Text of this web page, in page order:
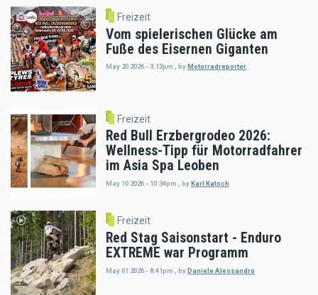
Freizeit
Vom spielerischen Glücke am
Fuße des Eisernen Giganten
May 20 2026 - 3:13pm byMotorradreporter
Freizeit
Red Bull Erzbergrodeo 2026:
Wellness-Tipp für Motorradfahrer
im Asia Spa Leoben
May 10 2026 - 10:34pm byKarl Katoch
Freizeit
Red Stag Saisonstart - Enduro
EXTREME war Programm
May 01 2026 - 8:41pm byDaniele Alessandro